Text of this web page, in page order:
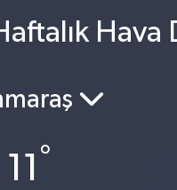
Hava
11 °